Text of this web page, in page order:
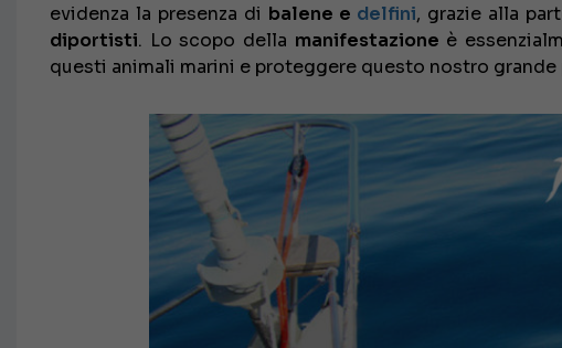
evidenza la presenza di balene e delfini, grazie alla
diportisti. Lo scopo della manifestazione è
questi animali marini e proteggere questo nostro